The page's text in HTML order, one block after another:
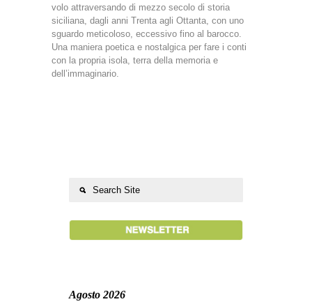
volo attraversando di mezzo secolo di storia
siciliana, dagli anni Trenta agli Ottanta, con uno
sguardo meticoloso, eccessivo fino al barocco.
Una maniera poetica e nostalgica per fare i conti
con la propria isola, terra della memoria e
dell’immaginario.
Agosto 2026